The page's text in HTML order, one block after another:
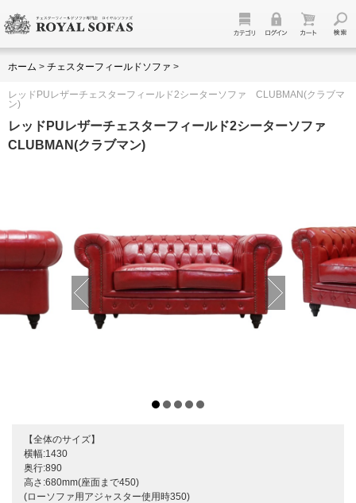
ホーム > チェスターフィールドソファ >
レッドPUレザーチェスターフィールド2シーターソファ CLUBMAN(クラブマ
ン)
レッドPUレザーチェスターフィールド2シーターソファ
CLUBMAN(クラブマン)
【全体のサイズ】
横幅:1430
奥行:890
高さ:680mm(座面まで450)
(ローソファ用アジャスター使用時350)